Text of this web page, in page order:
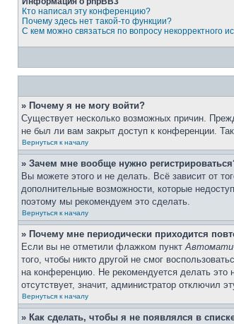
Кто написал эту конференцию?
Почему здесь нет такой-то функции?
С кем можно связаться по вопросу некорректного
» Почему я не могу войти?
Существует несколько возможных причин.
не был ли вам закрыт доступ к конференции.
Вернуться к началу
» Зачем мне вообще нужно
Вы можете этого и не делать. Всё зависит от
дополнительные возможности, которые
поэтому мы рекомендуем это сделать.
Вернуться к началу
» Почему мне периодически приходится
Если вы не отметили флажком пункт
того, чтобы никто другой не смог
на конференцию. Не рекомендуется делать это
отсутствует, значит, администратор отключил
Вернуться к началу
» Как сделать, чтобы я не появлялся в